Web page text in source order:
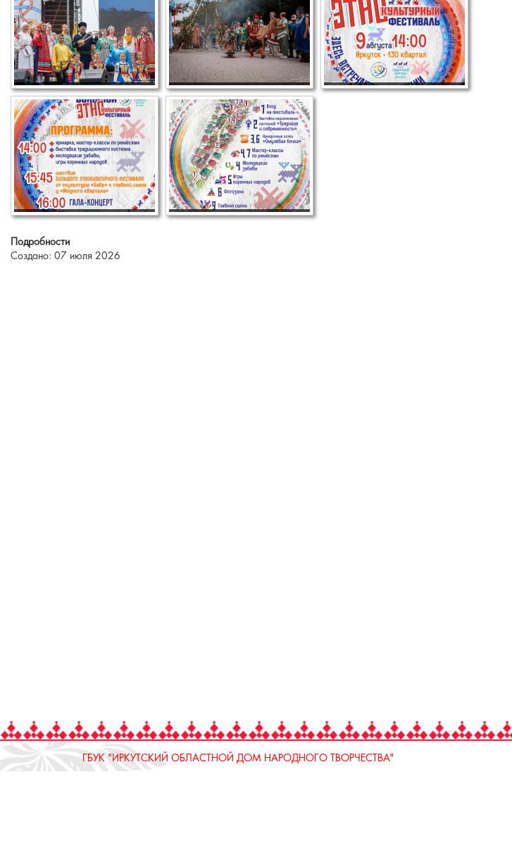
Подробности
Создано: 07 июля 2026
ГБУК "ИРКУТСКИЙ ОБЛАСТНОЙ ДОМ НАРОДНОГО ТВОРЧЕСТВА"